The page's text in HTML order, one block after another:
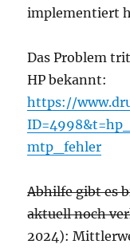
implementiert
Das Problem
HP bekannt:
https://
mtp_fehler
Abhilfe gibt es
aktuell noch
2024):